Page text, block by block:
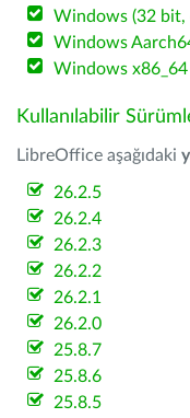
Windows (32 bit,
Windows
Windows x86_64
Kullanılabilir
LibreOffice aşağıdaki
26.2.5
26.2.4
26.2.3
26.2.2
26.2.1
26.2.0
25.8.7
25.8.6
25.8.5